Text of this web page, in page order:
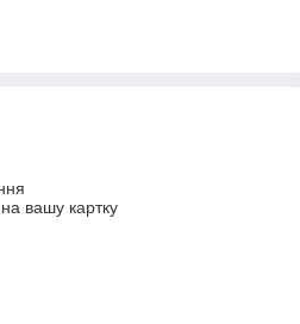
вашу картку